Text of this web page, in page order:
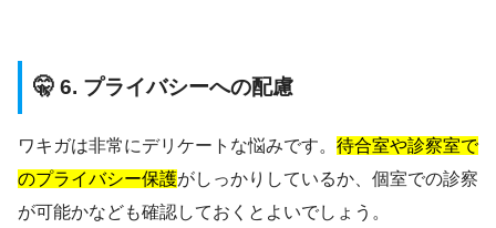
🤫 6. プライバシーへの配慮
ワキガは非常にデリケートな悩みです。 待合室や診察室で
のプライバシー保護がしっかりしているか、個室での診察
が可能かなども確認しておくとよいでしょう。